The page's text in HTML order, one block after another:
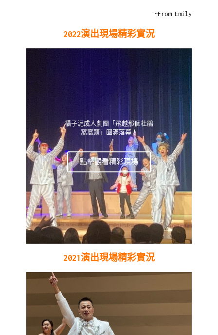
~From Emily
2022演出現場精彩實況
橘子泥成人劇團「飛越那個杜鵑
窩窩頭」圓滿落幕！
點擊觀看精彩現場
2021演出現場精彩實況